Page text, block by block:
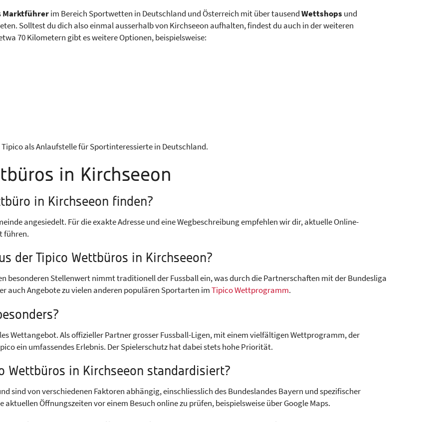
Marktführerim Bereich Sportwetten in Deutschland und Österreich mit über tausendWettshops und
Solltest du dich also einmal ausserhalb von Kirchseeon aufhalten, findest du auch in der weiteren
70 Kilometern gibt es weitere Optionen, beispielsweise:
als Anlaufstelle für Sportinteressierte in Deutschland.
in Kirchseeon
in Kirchseeon finden?
angesiedelt. Für die exakte Adresse und eine Wegbeschreibung empfehlen wir dir, aktuelle Online-
führen.
der Tipico Wettbüros in Kirchseeon?
besonderen Stellenwert nimmt traditionell der Fussball ein, was durch die Partnerschaften mit der Bundesliga
auch Angebote zu vielen anderen populären Sportarten imTipico Wettprogramm.
Wettangebot. Als offizieller Partner grosser Fussball-Ligen, mit einem vielfältigen Wettprogramm, der
ein umfassendes Erlebnis. Der Spielerschutz hat dabei stets hohe Priorität.
Wettbüros in Kirchseeon standardisiert?
sind von verschiedenen Faktoren abhängig, einschliesslich des Bundeslandes Bayern und spezifischer
aktuellen Öffnungszeiten vor einem Besuch online zu prüfen, beispielsweise über Google Maps.